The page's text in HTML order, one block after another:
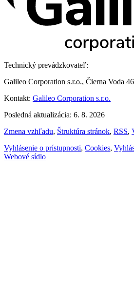
Technický prevádzkovateľ:
Galileo Corporation s.r.o., Čierna Voda
Kontakt: Galileo Corporation s.r.o.
Posledná aktualizácia: 6. 8. 2026
Zmena vzhľadu, Štruktúra stránok, RSS,
Vyhlásenie o prístupnosti, Cookies,
Webové sídlo